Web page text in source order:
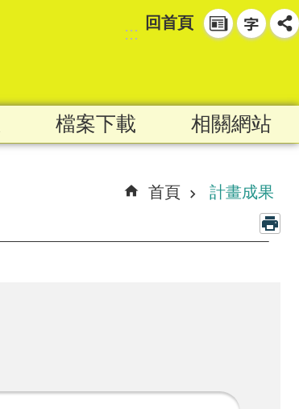
:::
回首頁
檔案下載 相關網站
首頁 計畫成果